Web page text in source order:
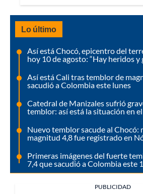
Lo último
Así está Chocó, epicentro del
hoy 10 de agosto: “Hay heridos y
Así está Cali tras temblor de
sacudió a Colombia este lunes
Catedral de Manizales sufrió
temblor: así está la situación en
Nuevo temblor sacude al Chocó:
magnitud 4,8 fue registrado en
Primeras imágenes del fuerte
7,4 que sacudió a Colombia este
PUBLICIDAD